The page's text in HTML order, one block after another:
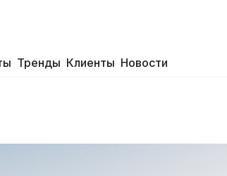
Тренды Клиенты Новости